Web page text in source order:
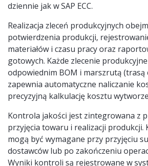
dziennie jak w SAP ECC.
Realizacja zleceń produkcyjnych
potwierdzenia produkcji,
materiałów i czasu pracy oraz
gotowych. Każde zlecenie
odpowiednim BOM i marszrutą (trasą
zapewnia automatyczne naliczanie
precyzyjną kalkulację kosztu
Kontrola jakości jest zintegrowana z
przyjęcia towaru i realizacji produkcji.
mogą być wymagane przy przyjęciu
dostawców lub po zakończeniu
Wyniki kontroli są rejestrowane w